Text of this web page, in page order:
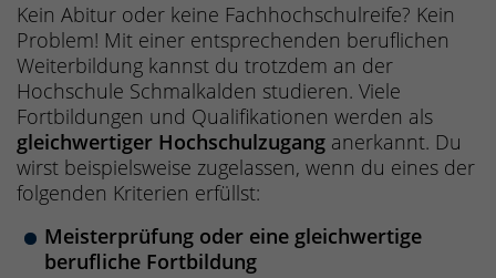
Kein Abitur oder keine Fachhochschulreife? Kein
Problem! Mit einer entsprechenden beruflichen
Weiterbildung kannst du trotzdem an der
Hochschule Schmalkalden studieren. Viele
Fortbildungen und Qualifikationen werden als
gleichwertiger Hochschulzugang anerkannt. Du
wirst beispielsweise zugelassen, wenn du eines der
folgenden Kriterien erfüllst:
Meisterprüfung oder eine gleichwertige
berufliche Fortbildung